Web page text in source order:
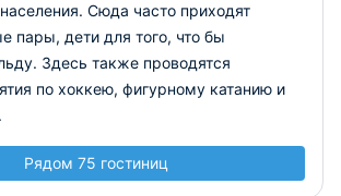
Сюда часто приходят
пары, дети для того, что бы
Здесь также проводятся
по хоккею, фигурному катанию и
Рядом 75 гостиниц